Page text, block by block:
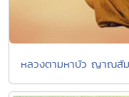
หลวงตามหาบัว ญาณสั